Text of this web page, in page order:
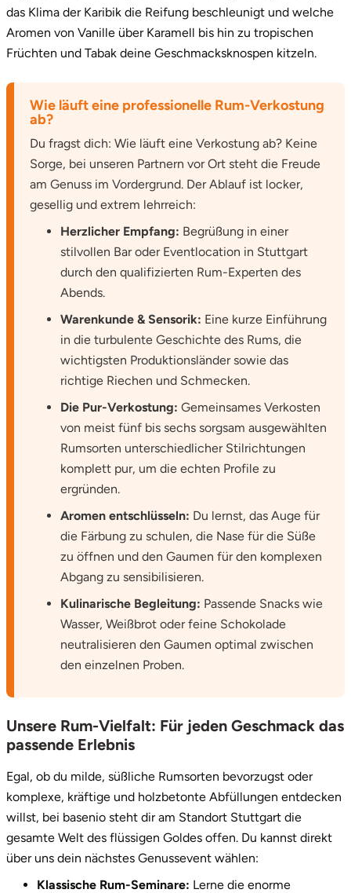
das Klima der Karibik die Reifung beschleunigt und welche
Aromen von Vanille über Karamell bis hin zu tropischen
Früchten und Tabak deine Geschmacksknospen kitzeln.
Wie läuft eine professionelle Rum-Verkostung
ab?
Du fragst dich: Wie läuft eine Verkostung ab? Keine
Sorge, bei unseren Partnern vor Ort steht die Freude
am Genuss im Vordergrund. Der Ablauf ist locker,
gesellig und extrem lehrreich:
Herzlicher Empfang: Begrüßung in einer
stilvollen Bar oder Eventlocation in Stuttgart
durch den qualifizierten Rum-Experten des
Abends.
Warenkunde & Sensorik: Eine kurze Einführung
in die turbulente Geschichte des Rums, die
wichtigsten Produktionsländer sowie das
richtige Riechen und Schmecken.
Die Pur-Verkostung: Gemeinsames Verkosten
von meist fünf bis sechs sorgsam ausgewählten
Rumsorten unterschiedlicher Stilrichtungen
komplett pur, um die echten Profile zu
ergründen.
Aromen entschlüsseln: Du lernst, das Auge für
die Färbung zu schulen, die Nase für die Süße
zu öffnen und den Gaumen für den komplexen
Abgang zu sensibilisieren.
Kulinarische Begleitung: Passende Snacks wie
Wasser, Weißbrot oder feine Schokolade
neutralisieren den Gaumen optimal zwischen
den einzelnen Proben.
Unsere Rum-Vielfalt: Für jeden Geschmack das
passende Erlebnis
Egal, ob du milde, süßliche Rumsorten bevorzugst oder
komplexe, kräftige und holzbetonte Abfüllungen entdecken
willst, bei basenio steht dir am Standort Stuttgart die
gesamte Welt des flüssigen Goldes offen. Du kannst direkt
über uns dein nächstes Genussevent wählen:
Klassische Rum-Seminare: Lerne die enorme
Tannheimer Tal
Teltow-Fläming
Trier
Uckermark
Uelzen
Villingen Schwenningen
Vorpommern-Greifswald
Vorpommern-Rügen
Würzburg
Zwickau
Öhringen